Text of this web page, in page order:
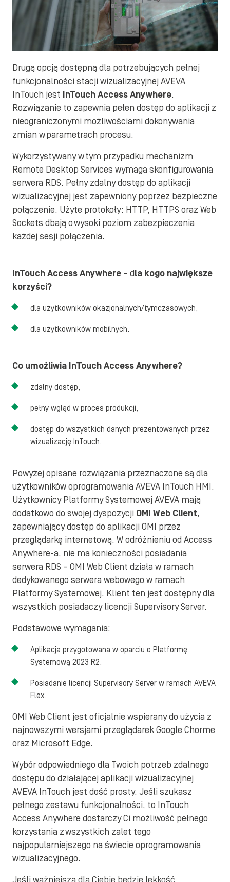
Drugą opcją dostępną dla potrzebujących pełnej
funkcjonalności stacji wizualizacyjnej AVEVA
InTouch jest InTouch Access Anywhere.
Rozwiązanie to zapewnia pełen dostęp do aplikacji z
nieograniczonymi możliwościami dokonywania
zmian w parametrach procesu.
Wykorzystywany w tym przypadku mechanizm
Remote Desktop Services wymaga skonfigurowania
serwera RDS. Pełny zdalny dostęp do aplikacji
wizualizacyjnej jest zapewniony poprzez bezpieczne
połączenie. Użyte protokoły: HTTP, HTTPS oraz Web
Sockets dbają o wysoki poziom zabezpieczenia
każdej sesji połączenia.
InTouch Access Anywhere – dla kogo największe
korzyści?
dla użytkowników okazjonalnych/tymczasowych,
dla użytkowników mobilnych.
Co umożliwia InTouch Access Anywhere?
zdalny dostęp,
pełny wgląd w proces produkcji,
dostęp do wszystkich danych prezentowanych przez
wizualizację InTouch.
Powyżej opisane rozwiązania przeznaczone są dla
użytkowników oprogramowania AVEVA InTouch HMI.
Użytkownicy Platformy Systemowej AVEVA mają
dodatkowo do swojej dyspozycji OMI Web Client,
zapewniający dostęp do aplikacji OMI przez
przeglądarkę internetową. W odróżnieniu od Access
Anywhere-a, nie ma konieczności posiadania
serwera RDS – OMI Web Client działa w ramach
dedykowanego serwera webowego w ramach
Platformy Systemowej. Klient ten jest dostępny dla
wszystkich posiadaczy licencji Supervisory Server.
Podstawowe wymagania:
Aplikacja przygotowana w oparciu o Platformę
Systemową 2023 R2.
Posiadanie licencji Supervisory Server w ramach AVEVA
Flex.
OMI Web Client jest oficjalnie wspierany do użycia z
najnowszymi wersjami przeglądarek Google Chorme
oraz Microsoft Edge.
Wybór odpowiedniego dla Twoich potrzeb zdalnego
dostępu do działającej aplikacji wizualizacyjnej
AVEVA InTouch jest dość prosty. Jeśli szukasz
pełnego zestawu funkcjonalności, to InTouch
Access Anywhere dostarczy Ci możliwość pełnego
korzystania z wszystkich zalet tego
najpopularniejszego na świecie oprogramowania
wizualizacyjnego.